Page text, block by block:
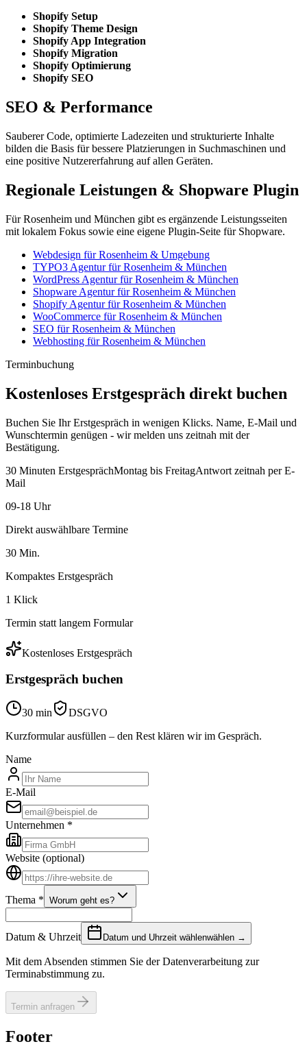
Shopify Setup
Shopify Theme Design
Shopify App Integration
Shopify Migration
Shopify Optimierung
Shopify SEO
SEO & Performance
Sauberer Code, optimierte Ladezeiten und strukturierte Inhalte
bilden die Basis für bessere Platzierungen in Suchmaschinen und
eine positive Nutzererfahrung auf allen Geräten.
Regionale Leistungen & Shopware Plugin
Für Rosenheim und München gibt es ergänzende Leistungsseiten
mit lokalem Fokus sowie eine eigene Plugin-Seite für Shopware.
Webdesign für Rosenheim & Umgebung
TYPO3 Agentur für Rosenheim & München
WordPress Agentur für Rosenheim & München
Shopware Agentur für Rosenheim & München
Shopify Agentur für Rosenheim & München
WooCommerce für Rosenheim & München
SEO für Rosenheim & München
Webhosting für Rosenheim & München
Terminbuchung
Kostenloses Erstgespräch direkt buchen
Buchen Sie Ihr Erstgespräch in wenigen Klicks. Name, E-Mail und
Wunschtermin genügen - wir melden uns zeitnah mit der
Bestätigung.
30 Minuten ErstgesprächMontag bis FreitagAntwort zeitnah per E-
Mail
09-18 Uhr
Direkt auswählbare Termine
30 Min.
Kompaktes Erstgespräch
1 Klick
Termin statt langem Formular
Kostenloses Erstgespräch
Erstgespräch buchen
30 min
DSGVO
Kurzformular ausfüllen – den Rest klären wir im Gespräch.
Name
E-Mail
Unternehmen *
Website (optional)
Thema * Worum geht es?
Datum & Uhrzeit Datum und Uhrzeit wählenwählen →
Mit dem Absenden stimmen Sie der Datenverarbeitung zur
Terminabstimmung zu.
Termin anfragen
Footer